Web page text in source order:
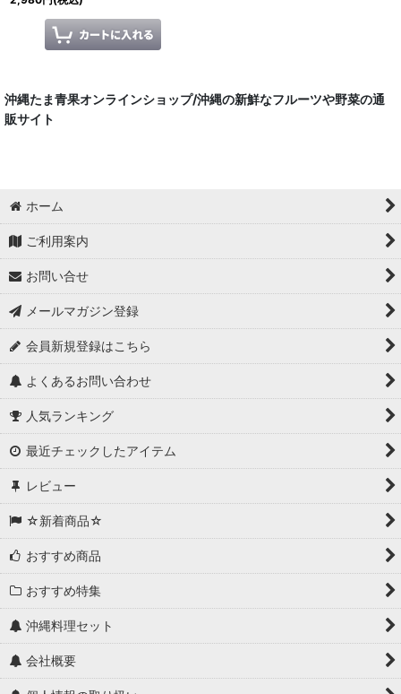
沖縄たま青果オンラインショップ/沖縄の新鮮なフルーツや野菜の通
販サイト
ホーム
ご利用案内
お問い合せ
メールマガジン登録
会員新規登録はこちら
よくあるお問い合わせ
人気ランキング
最近チェックしたアイテム
レビュー
☆新着商品☆
おすすめ商品
おすすめ特集
沖縄料理セット
会社概要